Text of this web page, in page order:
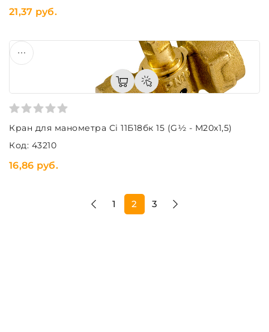
21,37 руб.
Кран для манометра Ci 11Б18бк 15 (G½ - М20х1,5)
Код: 43210
16,86 руб.
1 2 3